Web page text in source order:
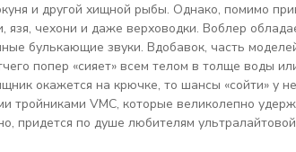
и другой хищной рыбы. Однако, помимо
язя, чехони и даже верховодки. Воблер
булькающие звуки. Вдобавок, часть
попер «сияет» всем телом в толще воды
окажется на крючке, то шансы «сойти» у
тройниками VMC, которые великолепно
придется по душе любителям